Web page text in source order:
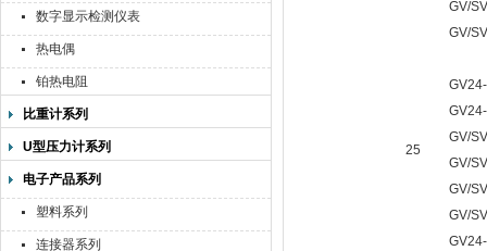
数字显示检测仪表
热电偶
铂热电阻
比重计系列
U型压力计系列
电子产品系列
塑料系列
连接器系列
GV/
GV/
25
GV/
GV/
GV/
GV/